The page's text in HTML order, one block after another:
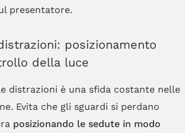
presentatore.
posizionamento
della luce
distrazioni è una sfida costante nelle
Evita che gli sguardi si perdano
posizionando le sedute in modo